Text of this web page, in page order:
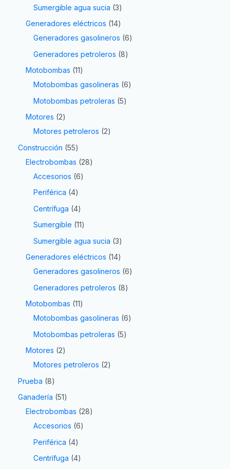
Sumergible agua sucia 3
Generadores eléctricos 14
Generadores gasolineros 6
Generadores petroleros 8
Motobombas 11
Motobombas gasolineras 6
Motobombas petroleras 5
Motores
2
Motores petroleros
2
Construcción 55
Electrobombas
28
Accesorios 6
Periférica 4
Centrífuga 4
Sumergible 11
Sumergible agua sucia 3
Generadores eléctricos 14
Generadores gasolineros 6
Generadores petroleros 8
Motobombas 11
Motobombas gasolineras 6
Motobombas petroleras 5
Motores
2
Motores petroleros
2
Prueba 8
Ganadería 51
Electrobombas
28
Accesorios 6
Periférica 4
Centrífuga 4